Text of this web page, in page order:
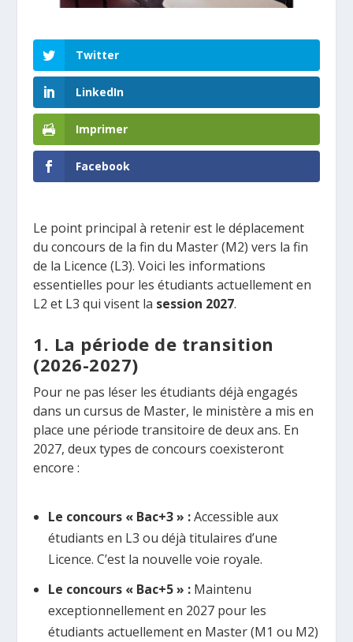
Twitter
LinkedIn
Imprimer
Facebook
Le point principal à retenir est le déplacement
du concours de la fin du Master (M2) vers la fin
de la Licence (L3). Voici les informations
essentielles pour les étudiants actuellement en
L2 et L3 qui visent la session 2027.
1. La période de transition
(2026-2027)
Pour ne pas léser les étudiants déjà engagés
dans un cursus de Master, le ministère a mis en
place une période transitoire de deux ans. En
2027, deux types de concours coexisteront
encore :
Le concours « Bac+3 » :Accessible aux
étudiants en L3 ou déjà titulaires d’une
Licence. C’est la nouvelle voie royale.
Le concours « Bac+5 » :Maintenu
exceptionnellement en 2027 pour les
étudiants actuellement en Master (M1 ou M2)